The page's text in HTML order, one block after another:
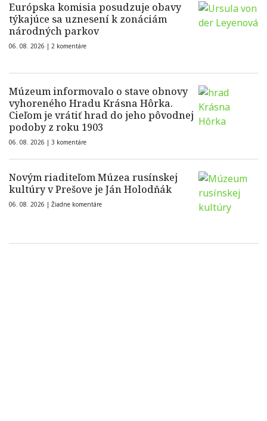
Európska komisia posudzuje obavy
týkajúce sa uznesení k zonáciám
národných parkov
06. 08. 2026 | 2 komentáre
Múzeum informovalo o stave obnovy
vyhoreného Hradu Krásna Hôrka.
Cieľom je vrátiť hrad do jeho pôvodnej
podoby z roku 1903
06. 08. 2026 | 3 komentáre
Novým riaditeľom Múzea rusínskej
kultúry v Prešove je Ján Holodňák
06. 08. 2026 | Žiadne komentáre